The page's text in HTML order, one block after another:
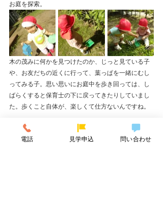
お庭を探索。
木の茂みに何かを見つけたのか、じっと見ている子
や、お友だちの近くに行って、葉っぱを一緒にむし
ってみる子。思い思いにお庭中を歩き回っては、し
ばらくすると保育士の下に戻ってきたりしていまし
た。歩くこと自体が、楽しくて仕方ないんですね。
外遊びには気持ちのいい季節になりました。新しい
お友だちもすっかり慣れてきたので、これからはど
電話 見学申込 問い合わせ